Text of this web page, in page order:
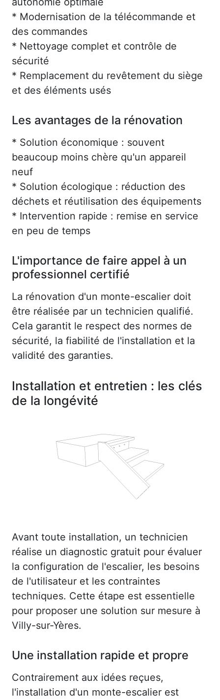
* Modernisation de la télécommande et
des commandes
* Nettoyage complet et contrôle de
sécurité
* Remplacement du revêtement du siège
et des éléments usés
Les avantages de la rénovation
* Solution économique : souvent
beaucoup moins chère qu'un appareil
neuf
* Solution écologique : réduction des
déchets et réutilisation des équipements
* Intervention rapide : remise en service
en peu de temps
L'importance de faire appel à un
professionnel certifié
La rénovation d'un monte-escalier doit
être réalisée par un technicien qualifié.
Cela garantit le respect des normes de
sécurité, la fiabilité de l'installation et la
validité des garanties.
Installation et entretien : les clés
de la longévité
Avant toute installation, un technicien
réalise un diagnostic gratuit pour évaluer
la configuration de l'escalier, les besoins
de l'utilisateur et les contraintes
techniques. Cette étape est essentielle
pour proposer une solution sur mesure à
Villy-sur-Yères.
Une installation rapide et propre
Contrairement aux idées reçues,
l'installation d'un monte-escalier est